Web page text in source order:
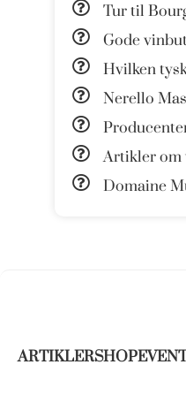
Tur til
Gode
Hvilken
Nerello
Artikler om
Domaine
ARTIKLERSHOP